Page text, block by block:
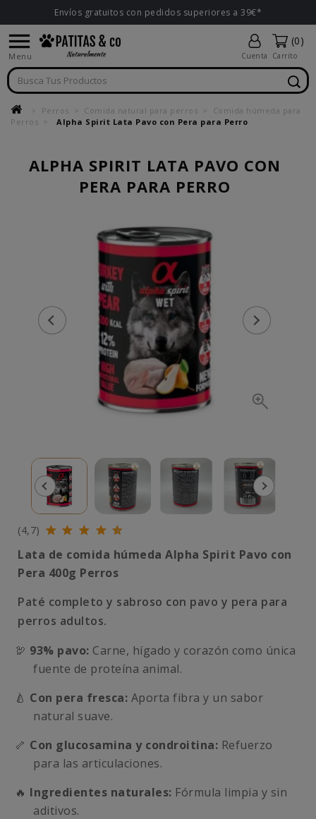
Envíos gratuitos con pedidos superiores a 39€*

Menu Cuenta
(0)
Carrito
Perros Comida natural para perros
Comida húmeda para
Perros
Alpha Spirit Lata Pavo con Pera para Perro
ALPHA SPIRIT LATA PAVO CON
PERA PARA PERRO
(4,7)
Lata de comida húmeda Alpha Spirit Pavo con
Pera 400g Perros
Paté completo y sabroso con pavo y pera para
perros adultos.
🦃 93% pavo: Carne, hígado y corazón como única
fuente de proteína animal.
🍐 Con pera fresca: Aporta fibra y un sabor
natural suave.
🦴 Con glucosamina y condroitina: Refuerzo
para las articulaciones.
🔥 Ingredientes naturales: Fórmula limpia y sin
aditivos.